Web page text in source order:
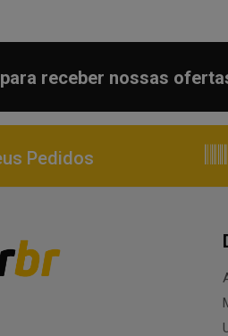
receber nossas
Pedidos